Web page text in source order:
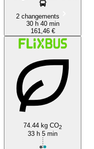
2 changements
30 h 40 min
161,46 €
74.44 kg CO2
33 h 5 min